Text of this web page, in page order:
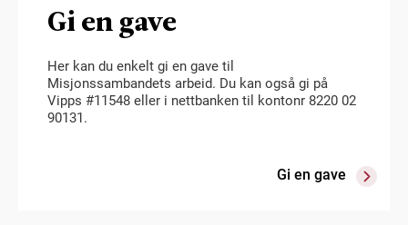
Gi en gave
Her kan du enkelt gi en gave til
Misjonssambandets arbeid. Du kan også gi på
Vipps #11548 eller i nettbanken til kontonr 8220 02
90131.
Gi en gave